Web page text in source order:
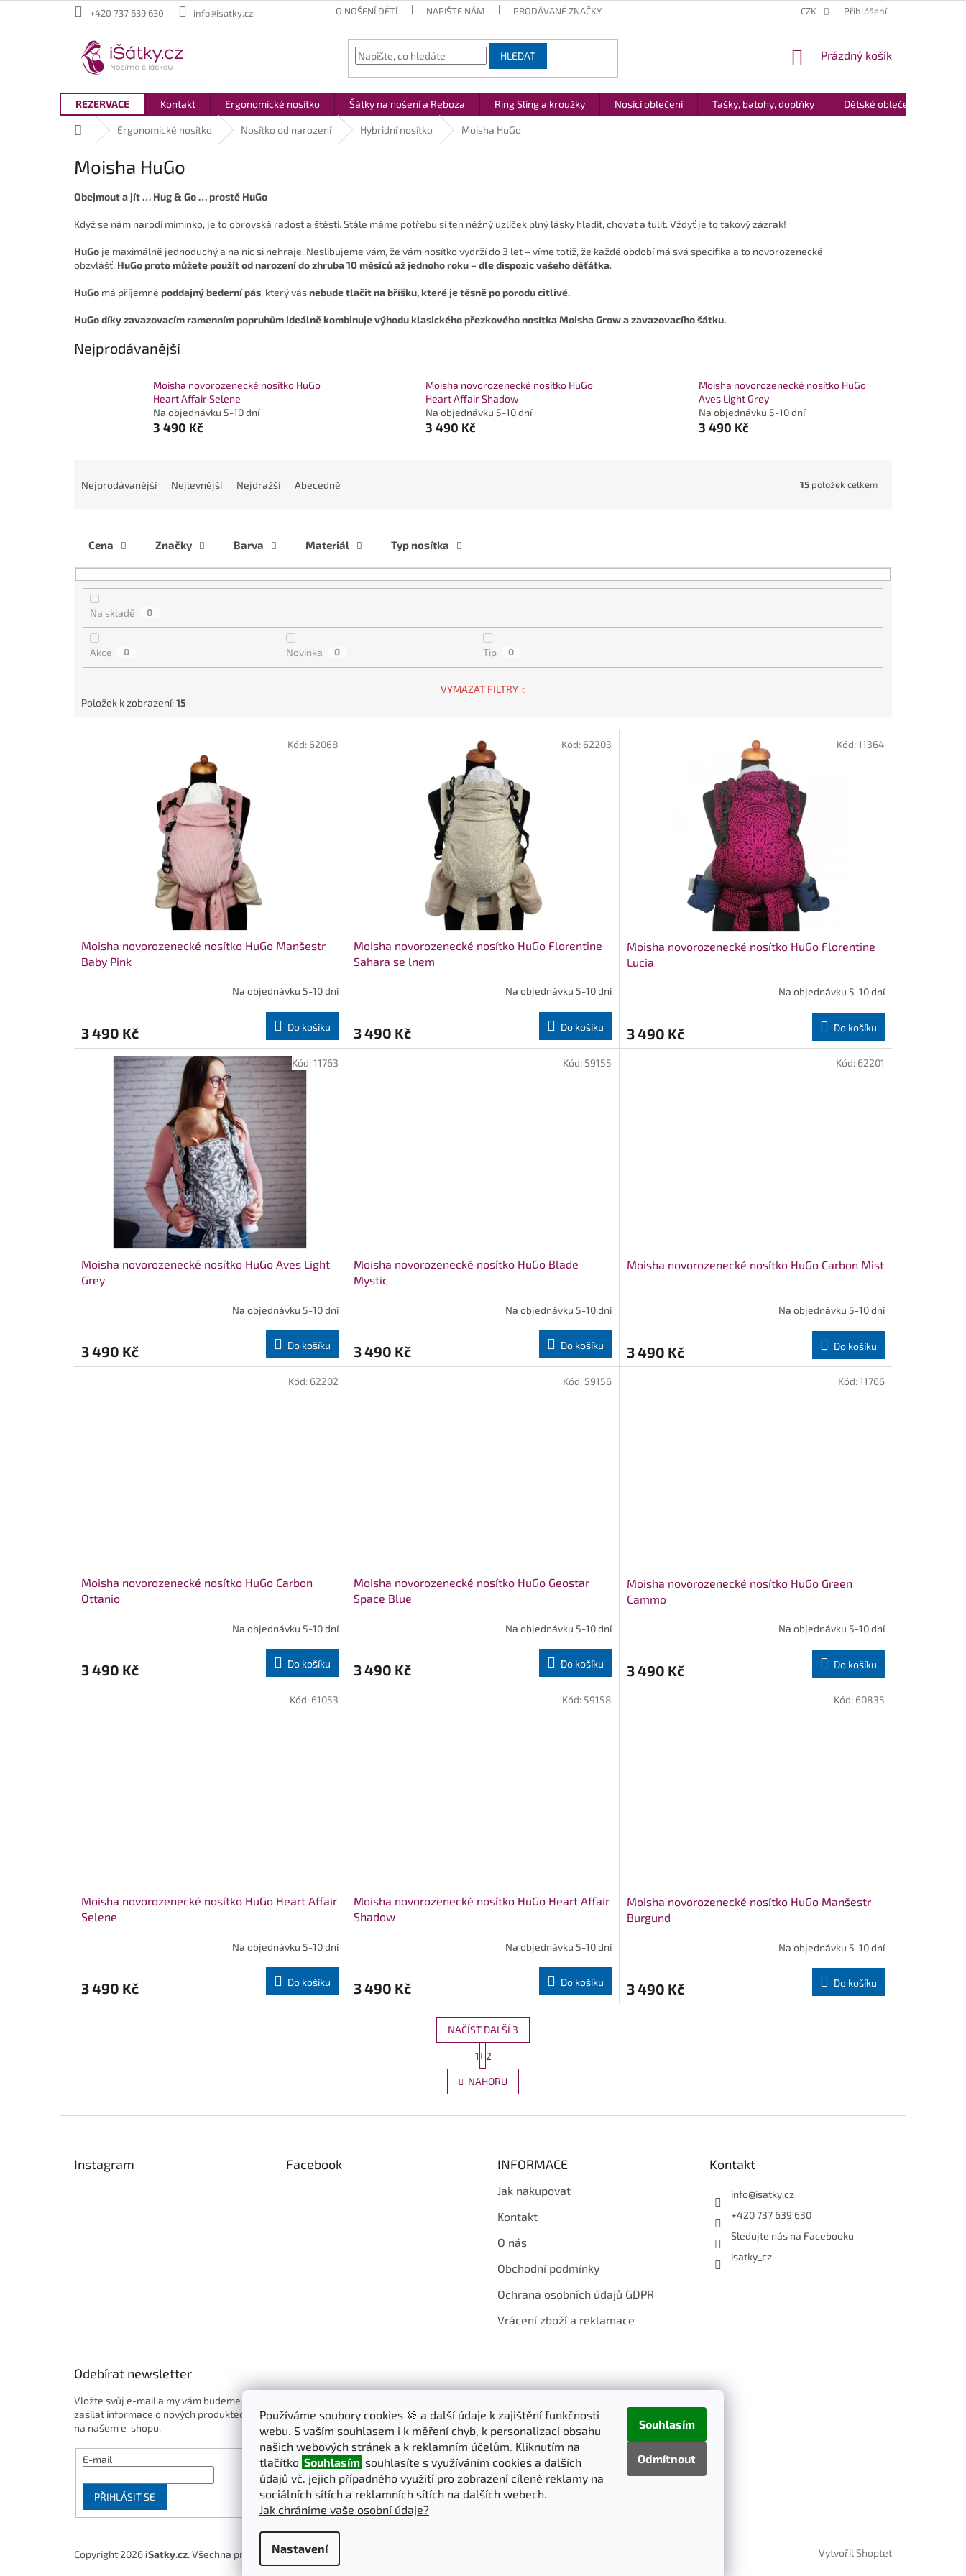
Používáme soubory cookies 🍪 a další údaje k zajištění funkčnosti
webu. S vaším souhlasem i k měření chyb, k personalizaci obsahu
našich webových stránek a k reklamním účelům. Kliknutím na
tlačítko Souhlasím souhlasíte s využíváním cookies a dalších
údajů vč. jejich případného využití pro zobrazení cílené reklamy na
sociálních sítích a reklamních sítích na dalších webech.
Jak chráníme vaše osobní údaje?
Nastavení
Odmítnout
Souhlasím
na
+420 737 639 630 info@isatky.cz O NOŠENÍ DĚTÍ NAPIŠTE NÁM PRODÁVANÉ ZNAČKY CZK Přihlášení
HLEDAT
NÁKUPNÍ
Prázdný košík
REZERVACE Kontakt Ergonomické nosítko Šátky na nošení a Reboza Ring Sling a kroužky Nosící oblečení Tašky, batohy, doplňky Dětské oblečení
Domů Ergonomické nosítko Nosítko od narození Hybridní nosítko Moisha HuGo
Moisha HuGo
Obejmout a jít … Hug & Go … prostě HuGo
Když se nám narodí miminko, je to obrovská radost a štěstí. Stále máme potřebu si ten něžný uzlíček plný lásky hladit, chovat a tulit. Vždyť je to takový zázrak!
HuGo je maximálně jednoduchý a na nic si nehraje. Neslibujeme vám, že vám nosítko vydrží do 3 let – víme totiž, že každé období má svá specifika a to novorozenecké
obzvlášť. HuGo proto můžete použít od narození do zhruba 10 měsíců až jednoho roku – dle dispozic vašeho děťátka.
HuGo má příjemně poddajný bederní pás, který vásnebude tlačit na bříšku, které je těsně po porodu citlivé.
HuGo díky zavazovacím ramenním popruhům ideálně kombinuje výhodu klasického přezkového nosítka Moisha Grow a zavazovacího šátku.
Nejprodávanější
Moisha novorozenecké nosítko HuGo
Heart Affair Selene
Na objednávku 5-10 dní
3 490 Kč
Moisha novorozenecké nosítko HuGo
Heart Affair Shadow
Na objednávku 5-10 dní
3 490 Kč
Moisha novorozenecké nosítko HuGo
Aves Light Grey
Na objednávku 5-10 dní
3 490 Kč
r
Nejprodávanější Nejlevnější Nejdražší Abecedně 15 položek celkem
Cena Značky Barva Materiál Typ nosítka
Na skladě 0
Akce 0 Novinka 0 Tip 0
VYMAZAT FILTRY
Položek k zobrazení:15
Moisha novorozenecké nosítko HuGo Manšestr
Baby Pink
Na objednávku 5-10 dní
3 490 Kč Do košíku
Kód: 62068
Moisha novorozenecké nosítko HuGo Florentine
Sahara se lnem
Na objednávku 5-10 dní
3 490 Kč Do košíku
Kód: 62203
Moisha novorozenecké nosítko HuGo Florentine
Lucia
Na objednávku 5-10 dní
3 490 Kč Do košíku
Kód:11364
Moisha novorozenecké nosítko HuGo Aves Light
Grey
je
5,0
Na objednávku 5-10 dní
3 490 Kč Do košíku
Kód:11763
Moisha novorozenecké nosítko HuGo Blade
Mystic
Na objednávku 5-10 dní
3 490 Kč Do košíku
Kód: 59155
Moisha novorozenecké nosítko HuGo Carbon Mist
Na objednávku 5-10 dní
3 490 Kč Do košíku
Kód: 62201
Moisha novorozenecké nosítko HuGo Carbon
Ottanio
Na objednávku 5-10 dní
3 490 Kč Do košíku
Kód: 62202
Moisha novorozenecké nosítko HuGo Geostar
Space Blue
Na objednávku 5-10 dní
3 490 Kč Do košíku
Kód: 59156
Moisha novorozenecké nosítko HuGo Green
Cammo
Na objednávku 5-10 dní
3 490 Kč Do košíku
Kód:11766
Moisha novorozenecké nosítko HuGo Heart Affair
Selene
Na objednávku 5-10 dní
3 490 Kč Do košíku
Kód: 61053
Moisha novorozenecké nosítko HuGo Heart Affair
Shadow
Na objednávku 5-10 dní
3 490 Kč Do košíku
Kód: 59158
Moisha novorozenecké nosítko HuGo Manšestr
Burgund
Na objednávku 5-10 dní
3 490 Kč Do košíku
Kód: 60835
O
v
l
d
NAČÍST DALŠÍ 3
S
t
r
á
n
1 2
NAHORU
Instagram Facebook INFORMACE
Jak nakupovat
Kontakt
O nás
Obchodní podmínky
Ochrana osobních údajů GDPR
Vrácení zboží a reklamace
Kontakt
info@isatky.cz
+420 737 639 630
Sledujte nás na Facebooku
isatky_cz
Odebírat newsletter
Vložte svůj e-mail a my vám budeme
zasílat informace o nových produktech
na našem e-shopu.
E-mail
PŘIHLÁSIT SE
Vytvořil Shoptet
Copyright 2026 iSatky.cz. Všechna práva vyhrazena.Upravit nastavení cookies